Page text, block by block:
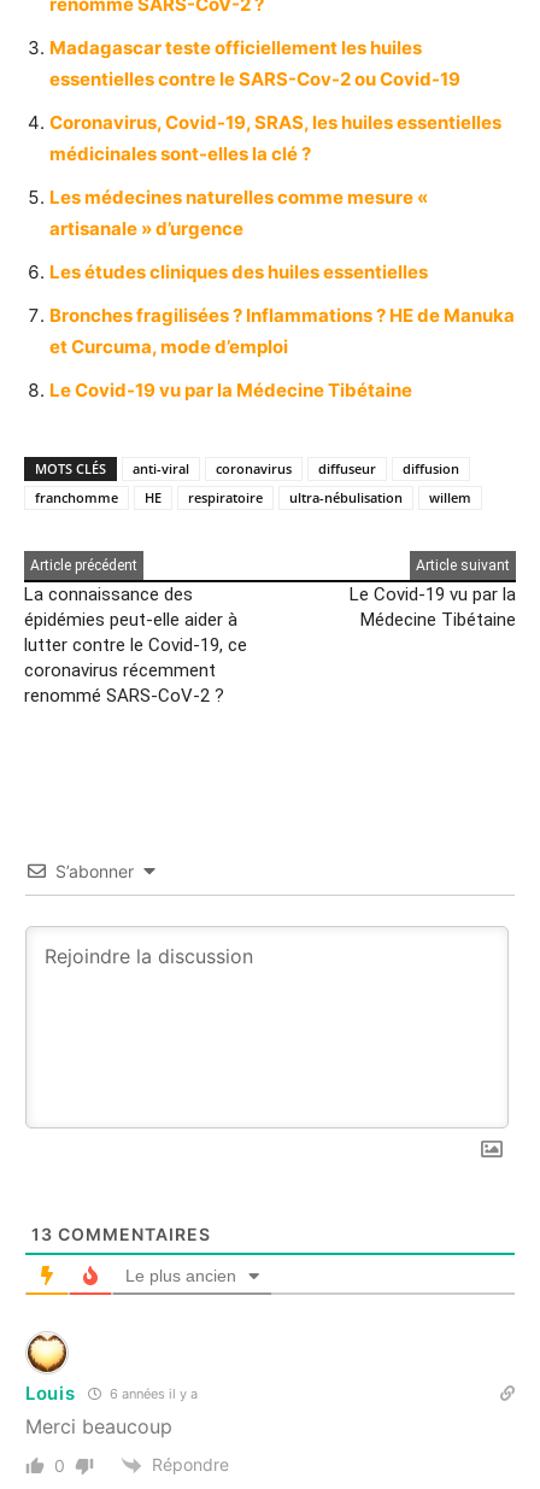
Madagascar teste officiellement les huiles
essentielles contre le SARS-Cov-2 ou Covid-19
Coronavirus, Covid-19, SRAS, les huiles essentielles
médicinales sont-elles la clé ?
Les médecines naturelles comme mesure «
artisanale » d’urgence
Les études cliniques des huiles essentielles
Bronches fragilisées ? Inflammations ? HE de Manuka
et Curcuma, mode d’emploi
Le Covid-19 vu par la Médecine Tibétaine
MOTS CLÉS anti-viral coronavirus diffuseur
diffusion
franchomme
HE respiratoire ultra-nébulisation willem
Article précédent
La connaissance des
épidémies peut-elle aider à
lutter contre le Covid-19, ce
coronavirus récemment
renommé SARS-CoV-2 ?
Article suivant
Le Covid-19 vu par la
Médecine Tibétaine
S’abonner
13 COMMENTAIRES
Le plus ancien
Louis 6 années il y a
Merci beaucoup
0 Répondre